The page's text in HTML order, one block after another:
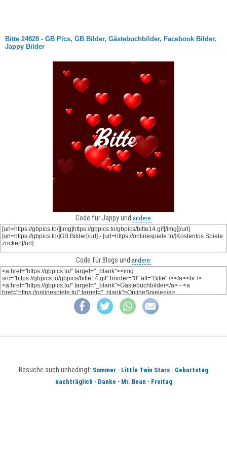
Bitte 24828 - GB Pics, GB Bilder, Gästebuchbilder, Facebook Bilder,
Jappy Bilder
Code für Jappy und andere:
Code für Blogs und andere:
Besuche auch unbedingt: Sommer - Little Twin Stars - Geburtstag
nachträglich - Danke - Mr. Bean - Freitag